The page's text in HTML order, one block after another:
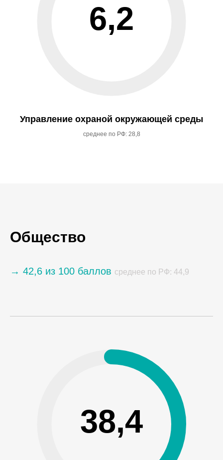
6,2
Управление охраной окружающей среды
среднее по РФ: 28,8
Общество
→ 42,6 из 100 баллов среднее по РФ: 44,9
38,4